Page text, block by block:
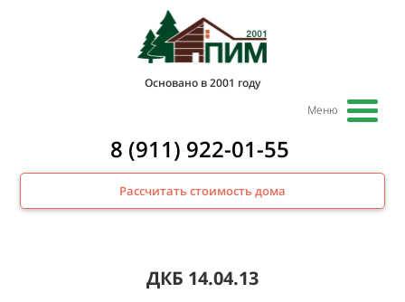
Основано в 2001 году
Меню
8 (911) 922-01-55
Рассчитать стоимость дома
ДКБ 14.04.13